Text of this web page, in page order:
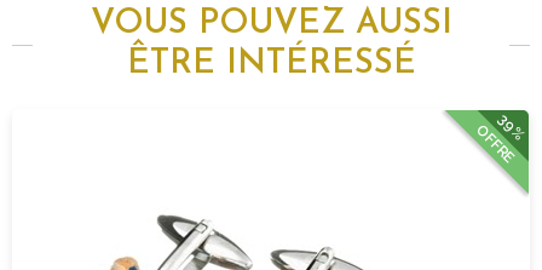
VOUS POUVEZ AUSSI
ÊTRE INTÉRESSÉ
39%
OFFRE